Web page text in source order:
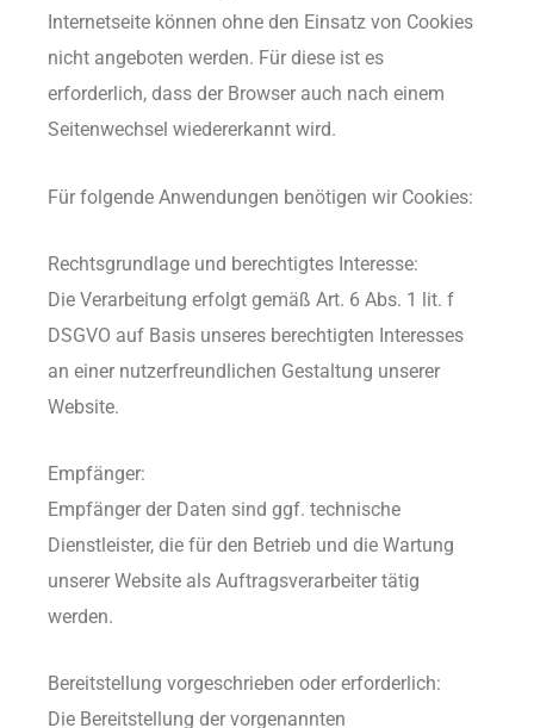
Internetseite können ohne den Einsatz von Cookies
nicht angeboten werden. Für diese ist es
erforderlich, dass der Browser auch nach einem
Seitenwechsel wiedererkannt wird.
Für folgende Anwendungen benötigen wir Cookies:
Rechtsgrundlage und berechtigtes Interesse:
Die Verarbeitung erfolgt gemäß Art. 6 Abs. 1 lit. f
DSGVO auf Basis unseres berechtigten Interesses
an einer nutzerfreundlichen Gestaltung unserer
Website.
Empfänger:
Empfänger der Daten sind ggf. technische
Dienstleister, die für den Betrieb und die Wartung
unserer Website als Auftragsverarbeiter tätig
werden.
Bereitstellung vorgeschrieben oder erforderlich:
Die Bereitstellung der vorgenannten